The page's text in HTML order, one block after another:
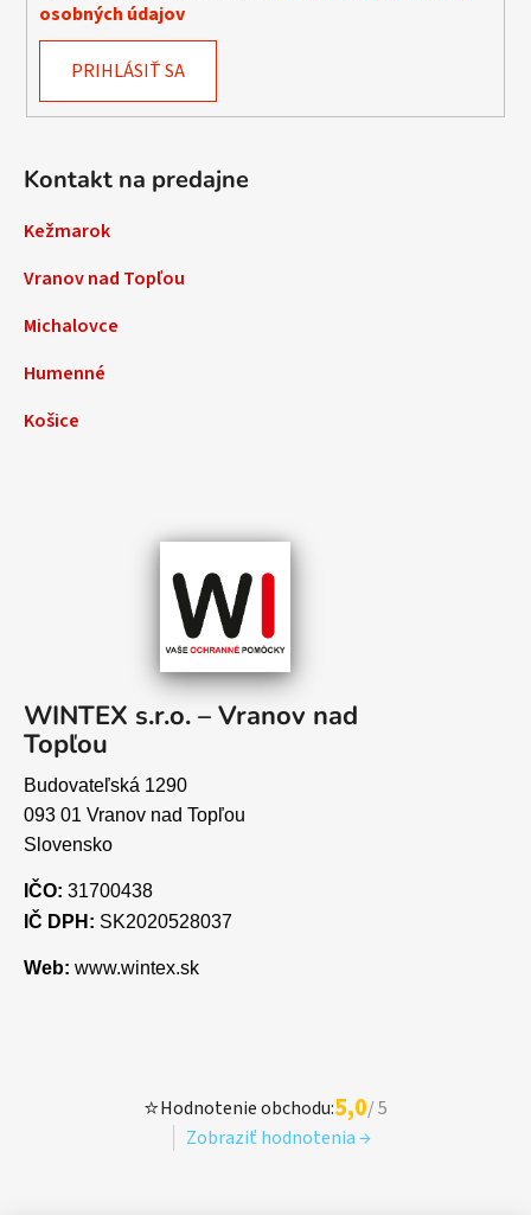
osobných údajov
PRIHLÁSIŤ SA
Kontakt na predajne
Kežmarok
Vranov nad Topľou
Michalovce
Humenné
Košice
WINTEX s.r.o. – Vranov nad
Topľou
Budovateľská 1290
093 01 Vranov nad Topľou
Slovensko
IČO: 31700438
IČ DPH: SK2020528037
Web: www.wintex.sk
⭐Hodnotenie obchodu:5,0/ 5
Zobraziť hodnotenia →